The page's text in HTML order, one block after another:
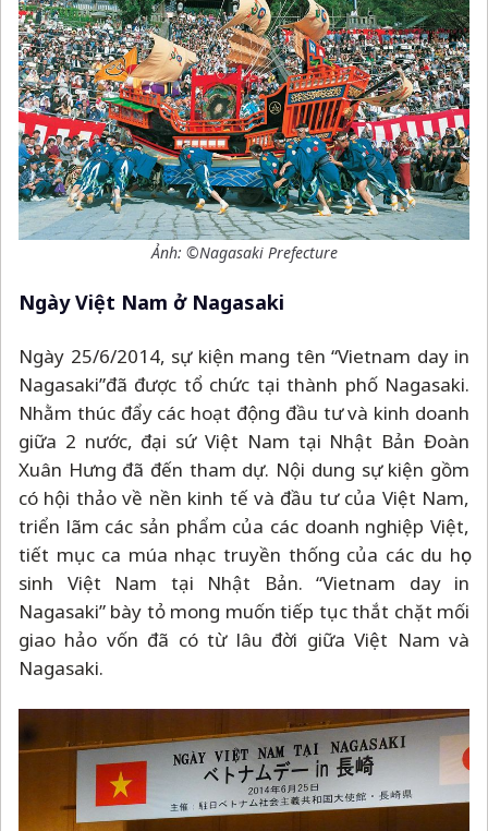
Ảnh: ©Nagasaki Prefecture
Ngày Việt Nam ở Nagasaki
Ngày 25/6/2014, sự kiện mang tên “Vietnam day in
Nagasaki”đã được tổ chức tại thành phố Nagasaki.
Nhằm thúc đẩy các hoạt động đầu tư và kinh doanh
giữa 2 nước, đại sứ Việt Nam tại Nhật Bản Đoàn
Xuân Hưng đã đến tham dự. Nội dung sự kiện gồm
có hội thảo về nền kinh tế và đầu tư của Việt Nam,
triển lãm các sản phẩm của các doanh nghiệp Việt,
tiết mục ca múa nhạc truyền thống của các du học
sinh Việt Nam tại Nhật Bản. “Vietnam day in
Nagasaki” bày tỏ mong muốn tiếp tục thắt chặt mối
giao hảo vốn đã có từ lâu đời giữa Việt Nam và
Nagasaki.